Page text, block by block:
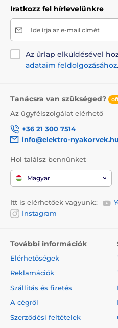
Iratkozz fel hírlevelünkre
Ide írja az e-mail címét
Az űrlap elküldésével
adataim feldolgozásához.
Tanácsra van szükséged?
Az ügyfélszolgálat elérhető
+36 21 300 7514
info@elektro-nyakorvek.hu
Hol találsz bennünket
Magyar
Itt is elérhetőek vagyunk::
Instagram
További információk
Elérhetőségek
Reklamációk
Szállítás és fizetés
A cégről
Szerződési feltételek